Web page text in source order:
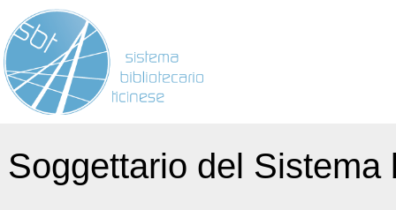
Soggettario del